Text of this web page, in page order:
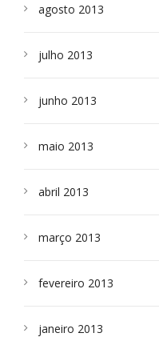
agosto 2013
julho 2013
junho 2013
maio 2013
abril 2013
março 2013
fevereiro 2013
janeiro 2013